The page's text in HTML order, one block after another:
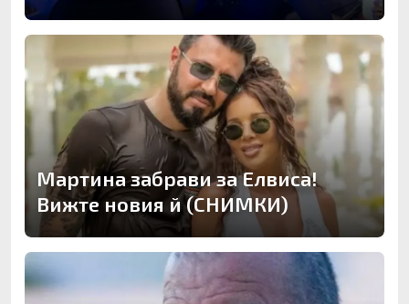
Мартина забрави за Елвиса!
Вижте новия й (СНИМКИ)